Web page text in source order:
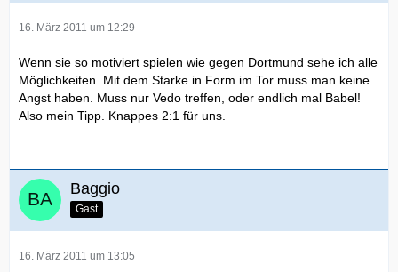
16. März 2011 um 12:29
Wenn sie so motiviert spielen wie gegen Dortmund sehe ich alle
Möglichkeiten. Mit dem Starke in Form im Tor muss man keine
Angst haben. Muss nur Vedo treffen, oder endlich mal Babel!
Also mein Tipp. Knappes 2:1 für uns.
Baggio
Gast
16. März 2011 um 13:05